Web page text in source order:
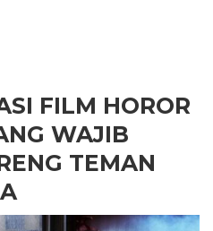
FILM HOROR
WAJIB
TEMAN